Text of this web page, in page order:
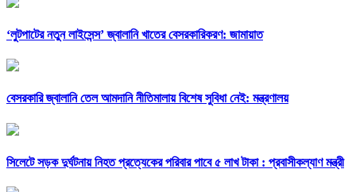
‘লুটপাটের নতুন লাইসেন্স’ জ্বালানি খাতের বেসরকারিকরণ: জামায়াত
বেসরকারি জ্বালানি তেল আমদানি নীতিমালায় বিশেষ সুবিধা নেই: মন্ত্রণালয়
সিলেটে সড়ক দুর্ঘটনায় নিহত প্রত্যেকের পরিবার পাবে ৫ লাখ টাকা : প্রবাসীকল্যাণ মন্ত্রী